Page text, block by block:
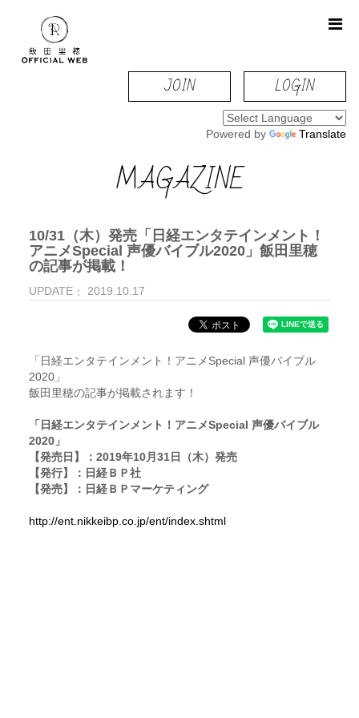
JOIN LOGIN
Powered by Translate
MAGAZINE
10/31（木）発売「日経エンタテインメント！
アニメSpecial 声優バイブル2020」飯田里穂
の記事が掲載！
UPDATE 2019.10.17
「日経エンタテインメント！アニメSpecial 声優バイブル
2020」
飯田里穂の記事が掲載されます！
「日経エンタテインメント！アニメSpecial 声優バイブル
2020」
【発売日】：2019年10月31日（木）発売
【発行】：日経ＢＰ社
【発売】：日経ＢＰマーケティング
http://ent.nikkeibp.co.jp/ent/index.shtml